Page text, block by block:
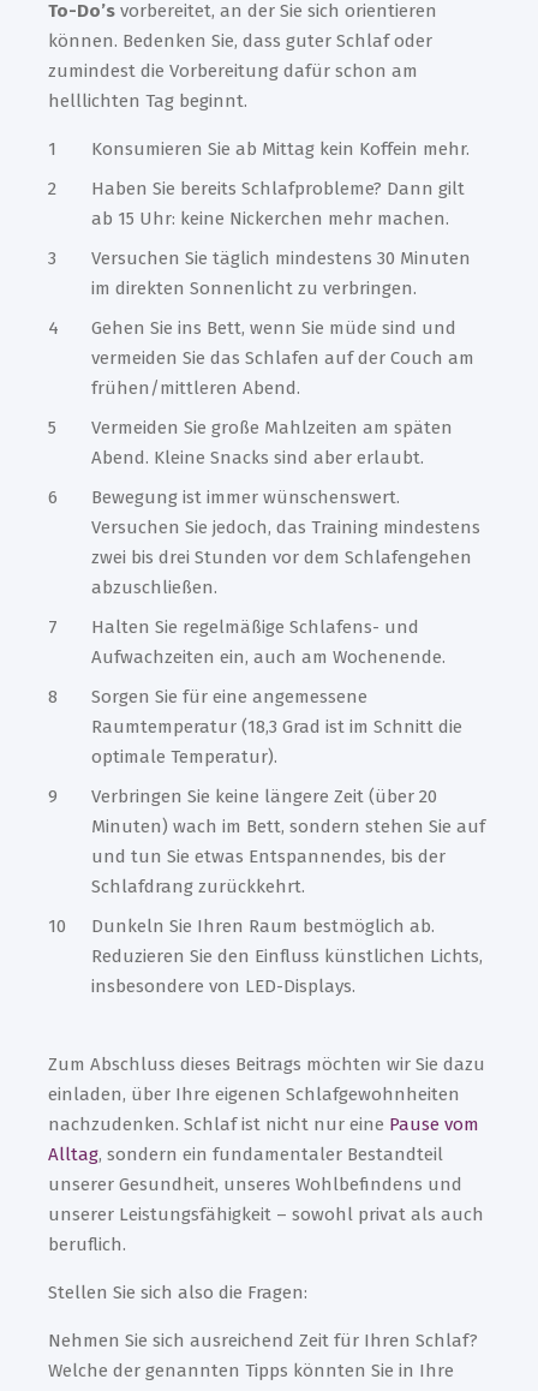
To-Do’s vorbereitet, an der Sie sich orientieren
können. Bedenken Sie, dass guter Schlaf oder
zumindest die Vorbereitung dafür schon am
helllichten Tag beginnt.
Konsumieren Sie ab Mittag kein Koffein mehr.
Haben Sie bereits Schlafprobleme? Dann gilt
ab 15 Uhr: keine Nickerchen mehr machen.
Versuchen Sie täglich mindestens 30 Minuten
im direkten Sonnenlicht zu verbringen.
Gehen Sie ins Bett, wenn Sie müde sind und
vermeiden Sie das Schlafen auf der Couch am
frühen/mittleren Abend.
Vermeiden Sie große Mahlzeiten am späten
Abend. Kleine Snacks sind aber erlaubt.
Bewegung ist immer wünschenswert.
Versuchen Sie jedoch, das Training mindestens
zwei bis drei Stunden vor dem Schlafengehen
abzuschließen.
Halten Sie regelmäßige Schlafens- und
Aufwachzeiten ein, auch am Wochenende.
Sorgen Sie für eine angemessene
Raumtemperatur (18,3 Grad ist im Schnitt die
optimale Temperatur).
Verbringen Sie keine längere Zeit (über 20
Minuten) wach im Bett, sondern stehen Sie auf
und tun Sie etwas Entspannendes, bis der
Schlafdrang zurückkehrt.​
Dunkeln Sie Ihren Raum bestmöglich ab.
Reduzieren Sie den Einfluss künstlichen Lichts,
insbesondere von LED-Displays.​
Zum Abschluss dieses Beitrags möchten wir Sie dazu
einladen, über Ihre eigenen Schlafgewohnheiten
nachzudenken. Schlaf ist nicht nur eine Pause vom
Alltag, sondern ein fundamentaler Bestandteil
unserer Gesundheit, unseres Wohlbefindens und
unserer Leistungsfähigkeit – sowohl privat als auch
beruflich.
Stellen Sie sich also die Fragen:
Nehmen Sie sich ausreichend Zeit für Ihren Schlaf?
Welche der genannten Tipps könnten Sie in Ihre